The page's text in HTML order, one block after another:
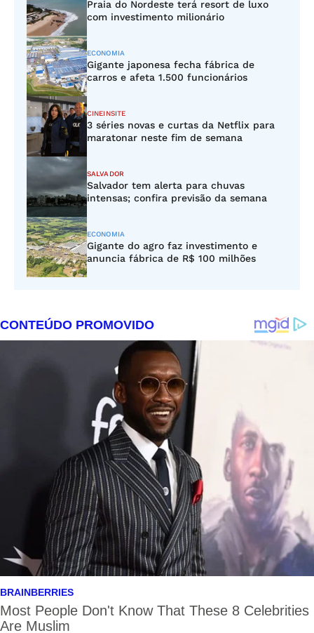
Praia do Nordeste terá resort de luxo
com investimento milionário
ECONOMIA
Gigante japonesa fecha fábrica de
carros e afeta 1.500 funcionários
CINEINSITE
3 séries novas e curtas da Netflix para
maratonar neste fim de semana
SALVADOR
Salvador tem alerta para chuvas
intensas; confira previsão da semana
ECONOMIA
Gigante do agro faz investimento e
anuncia fábrica de R$ 100 milhões